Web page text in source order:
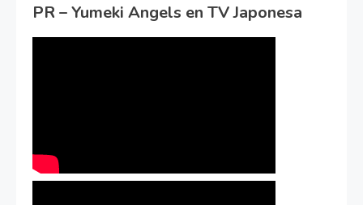
PR – Yumeki Angels en TV Japonesa